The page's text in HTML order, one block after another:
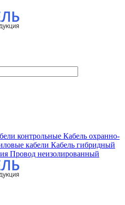
контрольные Кабель охранно-
кабели Кабель гибридный
Провод неизолированный